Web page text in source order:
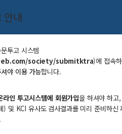
안내
투고 시스템
society/submitktra​)에 접속
야 이용 가능합니다.
라인 투고시스템에 회원가입을 하셔야 하고,
) 및 KCI 유사도 검사결과를 미리 준비하신